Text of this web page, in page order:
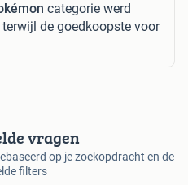
categorie werd
terwijl de goedkoopste voor
vragen
op je zoekopdracht en de
filters